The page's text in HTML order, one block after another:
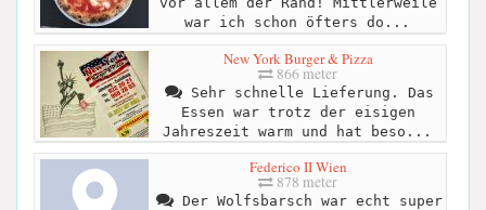
war ich schon öfters do...
New York Burger & Pizza
866 meter
Sehr schnelle Lieferung. Das
Essen war trotz der eisigen
Jahreszeit warm und hat beso...
Federico II Wien
878 meter
Der Wolfsbarsch war echt super